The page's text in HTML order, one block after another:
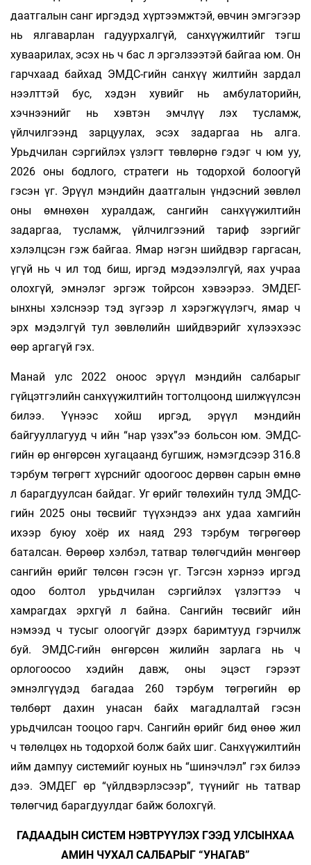
даатгалын санг иргэдэд хүртээмжтэй, өвчин эмгэгээр
нь ялгаварлан гадуурхалгүй, санхүүжилтийг тэгш
хуваарилах, эсэх нь ч бас л эргэлзээтэй байгаа юм. Он
гарчхаад байхад ЭМДС-гийн санхүү­ жилтийн зардал
нээлттэй бус, хэдэн хувийг нь амбулаторийн,
хэчнээнийг нь хэвтэн эмчлүү­ лэх тусламж,
үйлчилгээнд зарцуулах, эсэх задаргаа нь алга.
Урьдчилан сэргийлэх үзлэгт төвлөрнө гэдэг ч юм уу,
2026 оны бодлого, стратеги нь тодорхой болоогүй
гэсэн үг. Эрүүл мэндийн даатгалын үндэсний зөвлөл
оны өмнөхөн хуралдаж, сангийн санхүүжилтийн
задаргаа, тусламж, үйлчилгээний тариф зэргийг
хэлэлцсэн гэж байгаа. Ямар нэгэн шийдвэр гаргасан,
үгүй нь ч ил тод биш, иргэд мэдээлэлгүй, яах учраа
олохгүй, эмнэлэг эргэж тойрсон хэвээрээ. ЭМДЕГ-
ынхны хэлснээр тэд зүгээр л хэрэгжүүлэгч, ямар ч
эрх мэдэлгүй тул зөвлөлийн шийдвэрийг хүлээхээс
өөр аргагүй гэх.
Манай улс 2022 оноос эрүүл мэндийн салбарыг
гүйцэтгэлийн санхүүжилтийн тогтолцоонд шилжүүлсэн
билээ. Үүнээс хойш иргэд, эрүүл мэндийн
байгууллагууд ч ийн “нар үзэх”ээ больсон юм. ЭМДС-
гийн өр өнгөрсөн хугацаанд бугшиж, нэмэгдсээр 316.8
тэрбум төгрөгт хүрснийг одоогоос дөрвөн сарын өмнө
л барагдуулсан байдаг. Уг өрийг төлөхийн тулд ЭМДС-
гийн 2025 оны төсвийг түүхэндээ анх удаа хамгийн
ихээр буюу хоёр их наяд 293 тэрбум төгрөгөөр
баталсан. Өөрөөр хэлбэл, татвар төлөгчдийн мөнгөөр
сангийн өрийг төлсөн гэсэн үг. Тэгсэн хэрнээ иргэд
одоо болтол урьдчилан сэргийлэх үзлэгтээ ч
хамрагдах эрхгүй л байна. Сангийн төсвийг ийн
нэмээд ч тусыг олоогүйг дээрх баримтууд гэрчилж
буй. ЭМДС-гийн өнгөрсөн жилийн зарлага нь ч
орлогоосоо хэдийн давж, оны эцэст гэрээт
эмнэлгүүдэд багадаа 260 тэрбум төгрөгийн өр
төлбөрт дахин унасан байх магадлалтай гэсэн
урьдчилсан тооцоо гарч. Сангийн өрийг бид өнөө жил
ч төлөлцөх нь тодорхой болж байх шиг. Санхүүжилтийн
ийм дампуу системийг юуных нь “шинэчлэл” гэх билээ
дээ. ЭМДЕГ өр “үйлдвэрлэсээр”, түүнийг нь татвар
төлөгчид барагдуулдаг байж болохгүй.
ГАДААДЫН СИСТЕМ НЭВТРҮҮЛЭХ ГЭЭД УЛСЫНХАА
АМИН ЧУХАЛ САЛБАРЫГ “УНАГАВ”